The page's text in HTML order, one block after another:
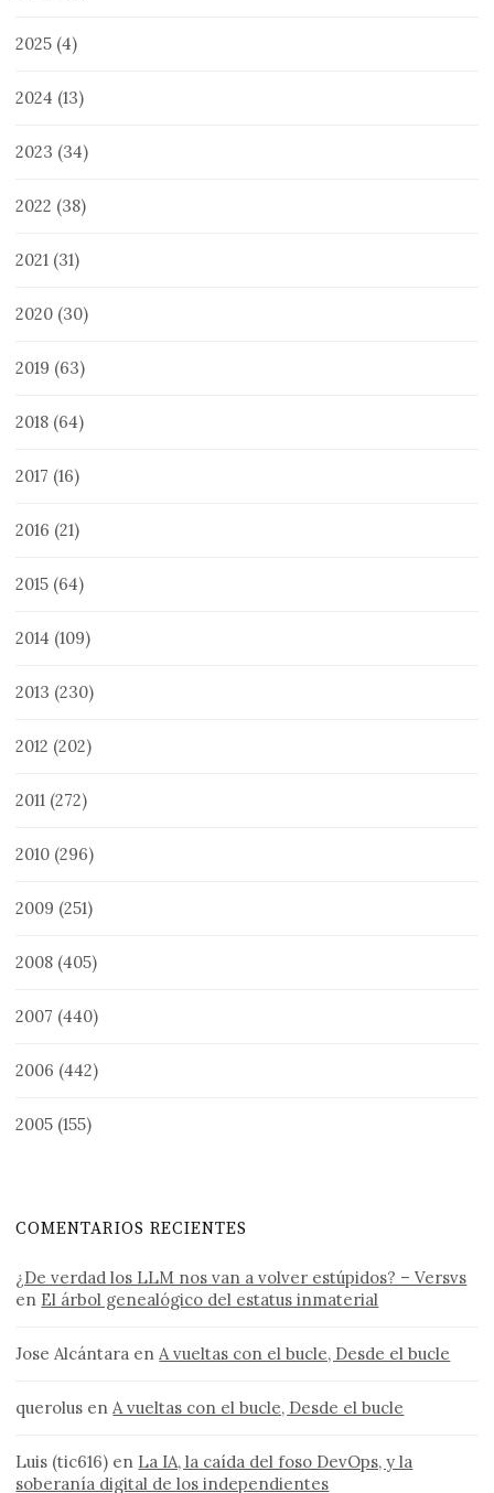
2025 (4)
2024 (13)
2023 (34)
2022 (38)
2021 (31)
2020 (30)
2019 (63)
2018 (64)
2017 (16)
2016 (21)
2015 (64)
2014 (109)
2013 (230)
2012 (202)
2011 (272)
2010 (296)
2009 (251)
2008 (405)
2007 (440)
2006 (442)
2005 (155)
COMENTARIOS RECIENTES
¿De verdad los LLM nos van a volver estúpidos? – Versvs
en El árbol genealógico del estatus inmaterial
Jose Alcántara en A vueltas con el bucle, Desde el bucle
querolus en A vueltas con el bucle, Desde el bucle
Luis (tic616) en La IA, la caída del foso DevOps, y la
soberanía digital de los independientes